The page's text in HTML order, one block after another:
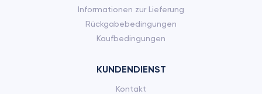
Informationen zur Lieferung
Rückgabebedingungen
Kaufbedingungen
KUNDENDIENST
Kontakt